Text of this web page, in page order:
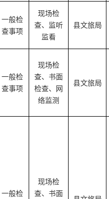
一般检
查事项
现场检
查、监听
监看
县文旅局
一般检
查事项
现场检
查、书面
检查、网
络监测
县文旅局
一般检
现场检
查、书面